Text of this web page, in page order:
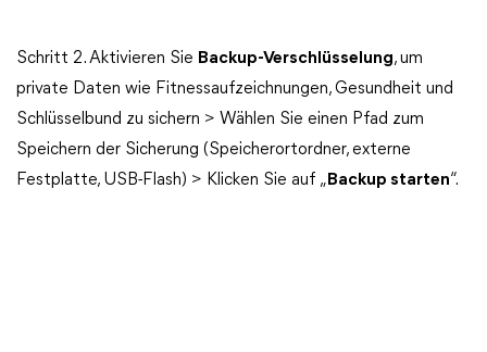
Schritt 2. Aktivieren Sie Backup-Verschlüsselung, um
private Daten wie Fitnessaufzeichnungen, Gesundheit und
Schlüsselbund zu sichern > Wählen Sie einen Pfad zum
Speichern der Sicherung (Speicherortordner, externe
Festplatte, USB-Flash) > Klicken Sie auf „ Backup starten“.